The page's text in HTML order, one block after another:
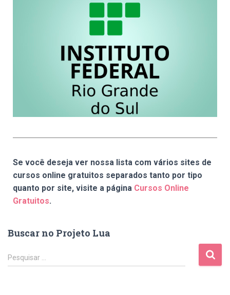
Se você deseja ver nossa lista com vários sites de
cursos online gratuitos separados tanto por tipo
quanto por site, visite a página Cursos Online
Gratuitos.
Buscar no Projeto Lua
Pesquisar …